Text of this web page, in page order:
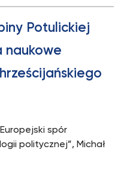
Potulickiej
naukowe
spór
politycznej”, Michał